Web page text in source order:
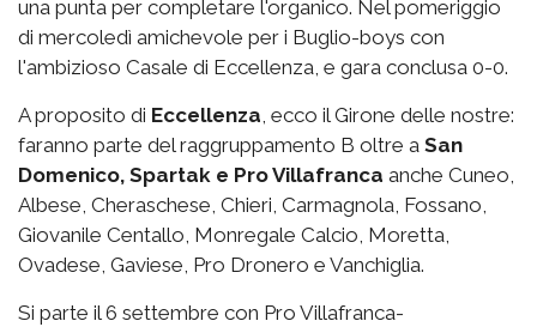
una punta per completare l'organico. Nel pomeriggio
di mercoledì amichevole per i Buglio-boys con
l'ambizioso Casale di Eccellenza, e gara conclusa 0-0.
A proposito di Eccellenza, ecco il Girone delle nostre:
faranno parte del raggruppamento B oltre a San
Domenico, Spartak e Pro Villafranca anche Cuneo,
Albese, Cheraschese, Chieri, Carmagnola, Fossano,
Giovanile Centallo, Monregale Calcio, Moretta,
Ovadese, Gaviese, Pro Dronero e Vanchiglia.
Si parte il 6 settembre con Pro Villafranca-